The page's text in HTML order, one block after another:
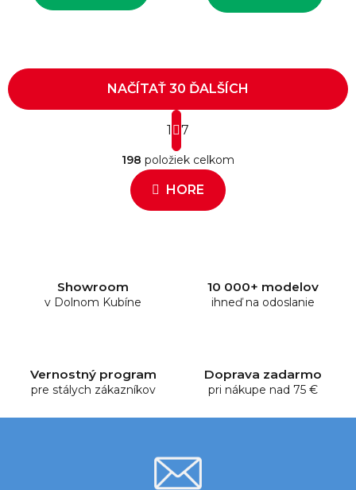
O
v
l
á
d
s
u
NAČÍTAŤ 30 ĎALŠÍCH
S
t
r
á
k
o
1 7
198 položiek celkom
HORE
Showroom
v Dolnom Kubíne
10 000+ modelov
ihneď na odoslanie
Vernostný program
pre stálych zákazníkov
Doprava zadarmo
pri nákupe nad 75 €